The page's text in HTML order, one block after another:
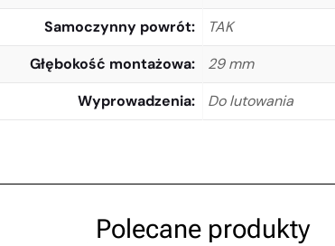
Samoczynny powrót
TAK
Głębokość montażowa
29 mm
Wyprowadzenia
Do lutowania
Polecane produkty